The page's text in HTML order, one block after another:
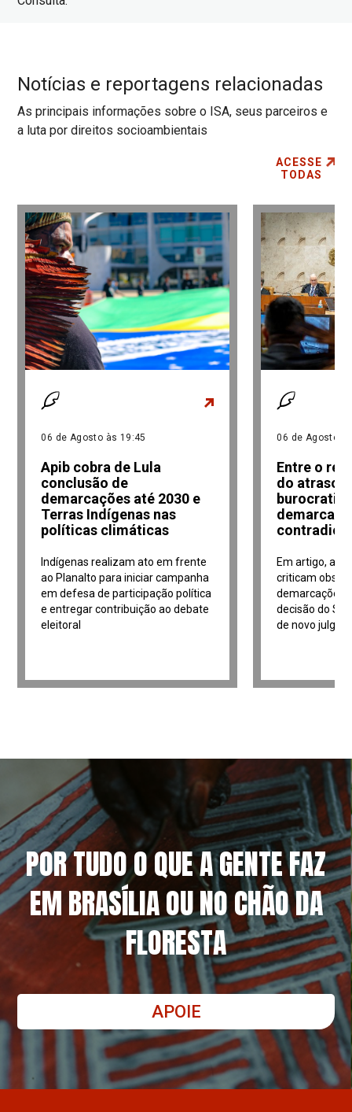
Notícias e reportagens relacionadas
As principais informações sobre o ISA, seus parceiros e
a luta por direitos socioambientais
ACESSE
TODAS
06 de Agosto às 19:45
Apib cobra de Lula
conclusão de
demarcações até 2030 e
Terras Indígenas nas
políticas climáticas
Indígenas realizam ato em frente
ao Planalto para iniciar campanha
em defesa de participação política
e entregar contribuição ao debate
eleitoral
06 de Agosto
Entre o
do atraso
Em artigo,
criticam
demarcações
decisão do
de novo
POR TUDO O QUE A GENTE FAZ
EM BRASÍLIA OU NO CHÃO DA
FLORESTA
APOIE